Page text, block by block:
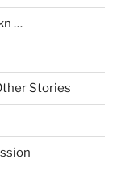
…
Stories